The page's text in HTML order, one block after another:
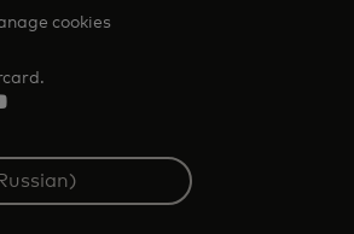
cookies